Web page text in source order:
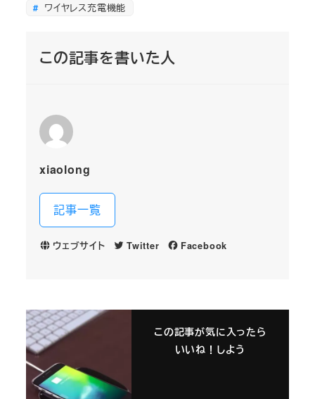
ワイヤレス充電機能
この記事を書いた人
xiaolong
記事一覧
ウェブサイト Twitter Facebook
この記事が気に入ったら
いいね！しよう